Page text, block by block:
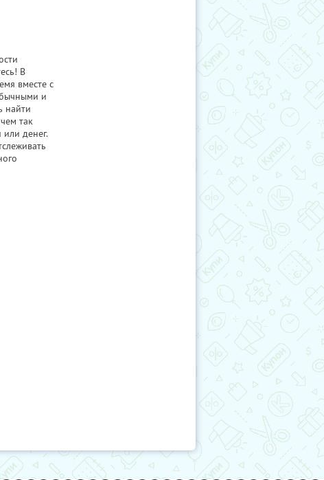
В
вместе с
и
найти
так
денег.